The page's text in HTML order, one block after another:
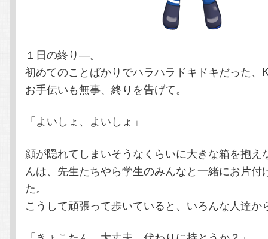
１日の終り―。
初めてのことばかりでハラハラドキドキだった、
お手伝いも無事、終りを告げて。
「よいしょ、よいしょ」
顔が隠れてしまいそうなくらいに大きな箱を抱え
んは、先生たちやら学生のみんなと一緒にお片付
た。
こうして頑張って歩いていると、いろんな人達か